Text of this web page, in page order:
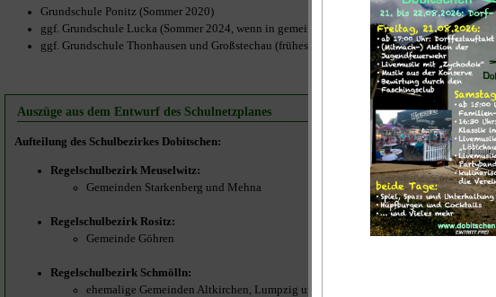
Grundschule Ponitz (Sommer 2020)
ggf. Grundschule Lucka (Sommer 2024, wenn in gemeinsamen Schulbezirk mit Meuselwitz
ggf. Grundschule Thonhausen und Großstechau (frühestens Sommer 2024, dafür
Auszüge aus dem Entwurf des Schulnetzplanes
Aufteilung des Schulbezirkes Dobitschen:
Regelschulbezirk Meuselwitz:
Gemeinden Starkenberg und Mehna
Regelschulbezirk Rositz:
Gemeinde Göhren
Regelschulbezirk Schmölln:
ehemalige Gemeinden Altkirchen, Lumpzig und Drogen